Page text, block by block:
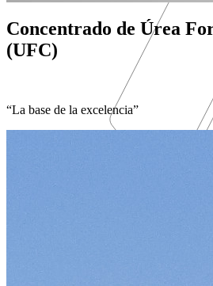
Concentrado de Úrea
(UFC)
“La base de la excelencia”